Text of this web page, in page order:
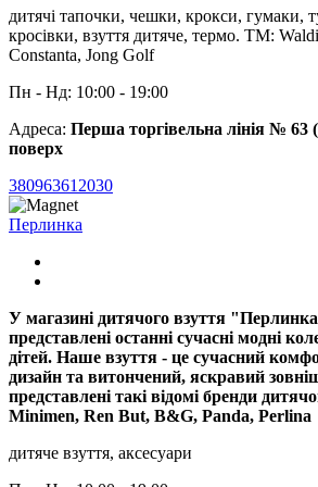
дитячі тапочки, чешки, крокси, гумаки,
кросівки, взуття дитяче, термо. TM:
Constanta, Jong Golf
Пн - Нд: 10:00 - 19:00
Адреса: Перша торгівельна лінія № 63
поверх
380963612030
Перлинка
У магазині дитячого взуття
представлені останні сучасні модні
дітей. Наше взуття - це сучасний
дизайн та витончений, яскравий
представлені такі відомі бренди
Minimen, Ren But, B&G, Panda,
дитяче взуття, аксесуари